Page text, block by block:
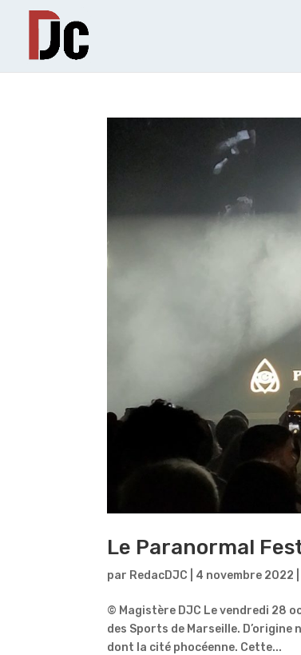
Le Paranormal
par RedacDJC 4 novembre 2022
© Magistère DJC Le vendredi 28
des Sports de Marseille. D’origine
dont la cité phocéenne. Cette...